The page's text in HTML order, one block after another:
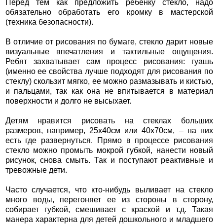
Перед тем как предложить ребенку стекло, надо
обязательно обработать его кромку в мастерской
(техника безопасности).
В отличие от рисования по бумаге, стекло дарит новые
визуальные впечатления и тактильные ощущения.
Ребят захватывает сам процесс рисования: гуашь
(именно ее свойства лучше подходят для рисования по
стеклу) скользит мягко, ее можно размазывать и кистью,
и пальцами, так как она не впитывается в материал
поверхности и долго не высыхает.
Детям нравится рисовать на стеклах больших
размеров, например, 25х40см или 40х70см, – на них
есть где развернуться. Прямо в процессе рисования
стекло можно промыть мокрой губкой, нанести новый
рисунок, снова смыть. Так и поступают реактивные и
тревожные дети.
Часто случается, что кто-нибудь выливает на стекло
много воды, перегоняет ее из стороны в сторону,
собирает губкой, смешивает с краской и т.д. Такая
манера характерна для детей дошкольного и младшего